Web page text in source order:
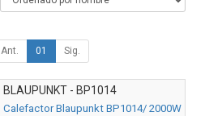
Ant. 01 Sig.
BLAUPUNKT - BP1014
Calefactor Blaupunkt BP1014/ 2000W